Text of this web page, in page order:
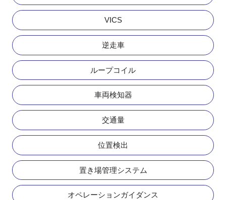
VICS
逆走車
ループコイル
車両検知器
交通量
位置検出
置き場管理システム
オペレーションガイダンス